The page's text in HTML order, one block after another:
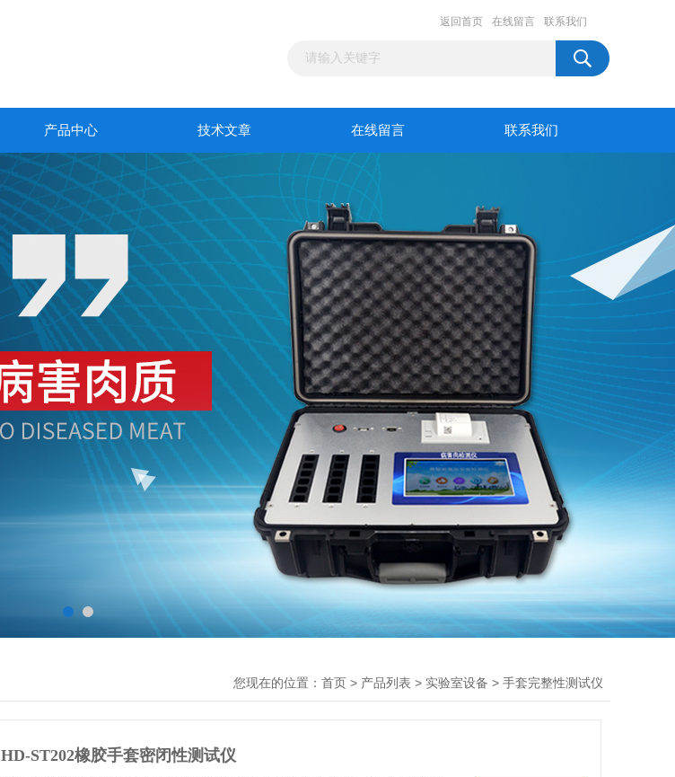
返回首页 在线留言 联系我们
产品中心 技术文章 在线留言 联系我们
您现在的位置： 首页 > 产品列表 > 实验室设备 > 手套完整性测试仪
HD-ST202橡胶手套密闭性测试仪